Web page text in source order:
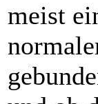
meist